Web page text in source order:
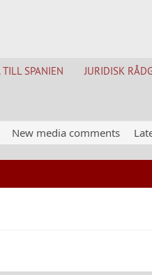
TILL SPANIEN JURIDISK
New media comments